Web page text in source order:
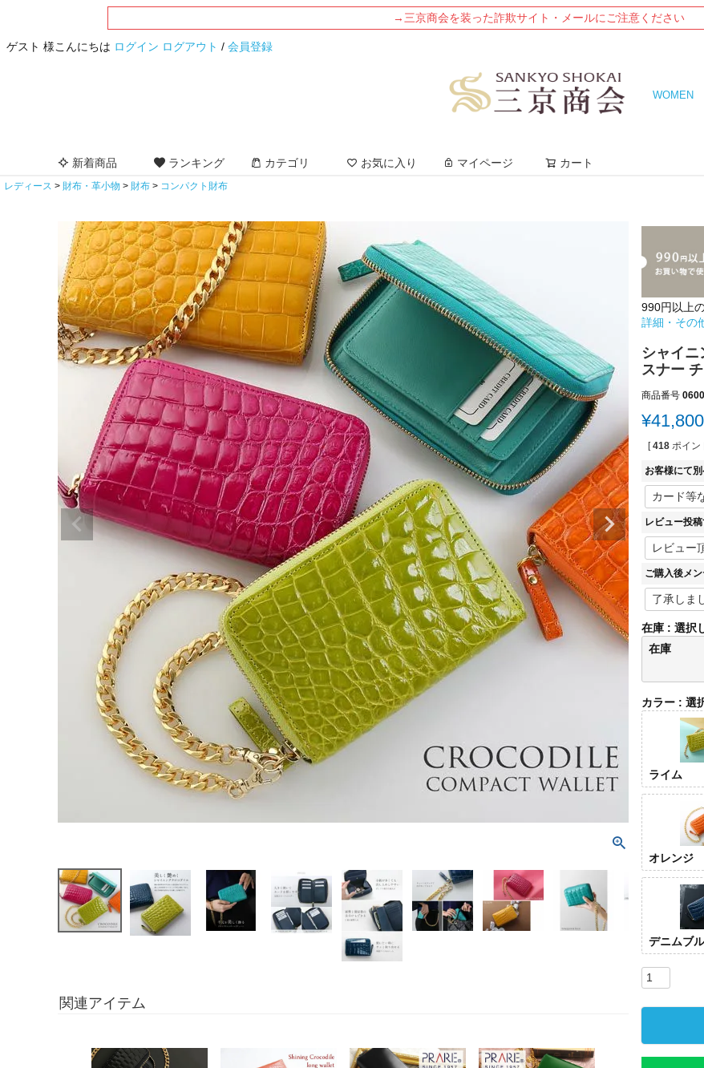
→三京商会を装った詐欺サイト・メールにご注意ください
ゲスト 様こんにちは ログイン ログアウト / 会員登録
WOMEN
新着商品 ランキング カテゴリ お気に入り マイページ カート
レディース 財布・革小物 財布 コンパクト財布
関連アイテム
990円以上
詳細・その
シャイ
スナー
商品番号
¥41,800
[ 418 ポイン
お客様にて
レビュー投
ご購入後メ
在庫
選択
在庫
カラー 選
ライム
オレンジ
デニムブ